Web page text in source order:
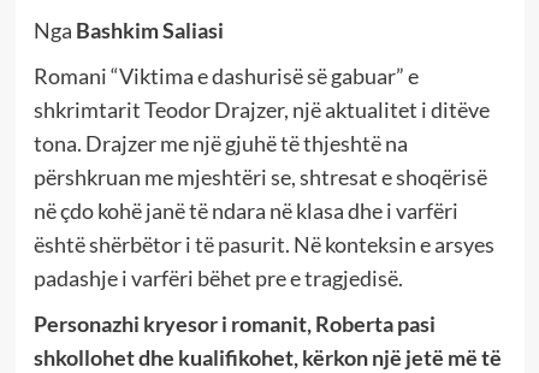
Nga Bashkim Saliasi
Romani “Viktima e dashurisë së gabuar” e
shkrimtarit Teodor Drajzer, një aktualitet i ditëve
tona. Drajzer me një gjuhë të thjeshtë na
përshkruan me mjeshtëri se, shtresat e shoqërisë
në çdo kohë janë të ndara në klasa dhe i varfëri
është shërbëtor i të pasurit. Në konteksin e arsyes
padashje i varfëri bëhet pre e tragjedisë.
Personazhi kryesor i romanit, Roberta pasi
shkollohet dhe kualifikohet, kërkon një jetë më të